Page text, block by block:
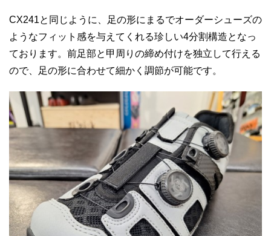
CX241と同じように、足の形にまるでオーダーシューズの
ようなフィット感を与えてくれる珍しい4分割構造となっ
ております。前足部と甲周りの締め付けを独立して行える
ので、足の形に合わせて細かく調節が可能です。